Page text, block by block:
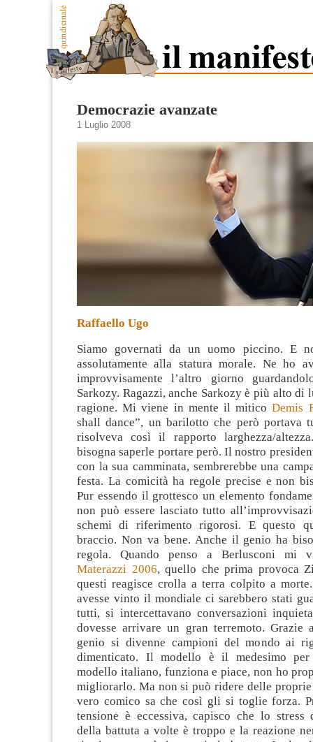
Democrazie avanzate
1 Luglio 2008
Raffaello Ugo
Siamo governati da un uomo piccino. E
assolutamente alla statura morale. Ne ho
improvvisamente l’altro giorno
Sarkozy. Ragazzi, anche Sarkozy è più alto di
ragione. Mi viene in mente il mitico Demis
shall dance”, un barilotto che però portava
risolveva così il rapporto larghezza/
bisogna saperle portare però. Il nostro
con la sua camminata, sembrerebbe una
festa. La comicità ha regole precise e non
Pur essendo il grottesco un elemento
non può essere lasciato tutto
schemi di riferimento rigorosi. E questo
braccio. Non va bene. Anche il genio ha
regola. Quando penso a Berlusconi mi
Materazzi 2006, quello che prima provoca
questi reagisce crolla a terra colpito a
avesse vinto il mondiale ci sarebbero stati
tutti, si intercettavano conversazioni
dovesse arrivare un gran terremoto.
genio si divenne campioni del mondo ai
dimenticato. Il modello è il medesimo
modello italiano, funziona e piace, non ho
migliorarlo. Ma non si può ridere delle
vero comico sa che così gli si toglie forza.
tensione è eccessiva, capisco che lo stress
della battuta a volte è troppo e la reazione